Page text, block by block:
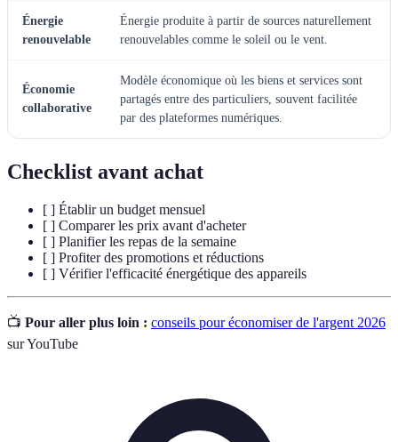
Énergie
renouvelable
Énergie produite à partir de sources naturellement
renouvelables comme le soleil ou le vent.
Économie
collaborative
Modèle économique où les biens et services sont
partagés entre des particuliers, souvent facilitée
par des plateformes numériques.
Checklist avant achat
[ ] Établir un budget mensuel
[ ] Comparer les prix avant d'acheter
[ ] Planifier les repas de la semaine
[ ] Profiter des promotions et réductions
[ ] Vérifier l'efficacité énergétique des appareils
📺 Pour aller plus loin : conseils pour économiser de l'argent 2026
sur YouTube